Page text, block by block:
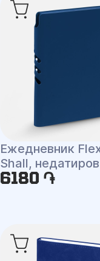
Ежедневник
Shall,
6180 ֏